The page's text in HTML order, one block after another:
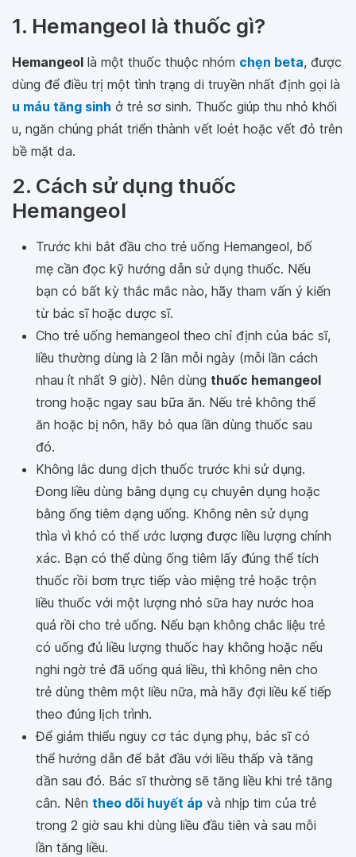
1. Hemangeol là thuốc gì?
Hemangeol là một thuốc thuộc nhóm chẹn beta, được
dùng để điều trị một tình trạng di truyền nhất định gọi là
u máu tăng sinh ở trẻ sơ sinh. Thuốc giúp thu nhỏ khối
u, ngăn chúng phát triển thành vết loét hoặc vết đỏ trên
bề mặt da.
2. Cách sử dụng thuốc
Hemangeol
Trước khi bắt đầu cho trẻ uống Hemangeol, bố
mẹ cần đọc kỹ hướng dẫn sử dụng thuốc. Nếu
bạn có bất kỳ thắc mắc nào, hãy tham vấn ý kiến
từ bác sĩ hoặc dược sĩ.
Cho trẻ uống hemangeol theo chỉ định của bác sĩ,
liều thường dùng là 2 lần mỗi ngày (mỗi lần cách
nhau ít nhất 9 giờ). Nên dùng thuốc hemangeol
trong hoặc ngay sau bữa ăn. Nếu trẻ không thể
ăn hoặc bị nôn, hãy bỏ qua lần dùng thuốc sau
đó.
Không lắc dung dịch thuốc trước khi sử dụng.
Đong liều dùng bằng dụng cụ chuyên dụng hoặc
bằng ống tiêm dạng uống. Không nên sử dụng
thìa vì khó có thể ước lượng được liều lượng chính
xác. Bạn có thể dùng ống tiêm lấy đúng thể tích
thuốc rồi bơm trực tiếp vào miệng trẻ hoặc trộn
liều thuốc với một lượng nhỏ sữa hay nước hoa
quả rồi cho trẻ uống. Nếu bạn không chắc liệu trẻ
có uống đủ liều lượng thuốc hay không hoặc nếu
nghi ngờ trẻ đã uống quá liều, thì không nên cho
trẻ dùng thêm một liều nữa, mà hãy đợi liều kế tiếp
theo đúng lịch trình.
Để giảm thiểu nguy cơ tác dụng phụ, bác sĩ có
thể hướng dẫn để bắt đầu với liều thấp và tăng
dần sau đó. Bác sĩ thường sẽ tăng liều khi trẻ tăng
cân. Nên theo dõi huyết áp và nhịp tim của trẻ
trong 2 giờ sau khi dùng liều đầu tiên và sau mỗi
lần tăng liều.